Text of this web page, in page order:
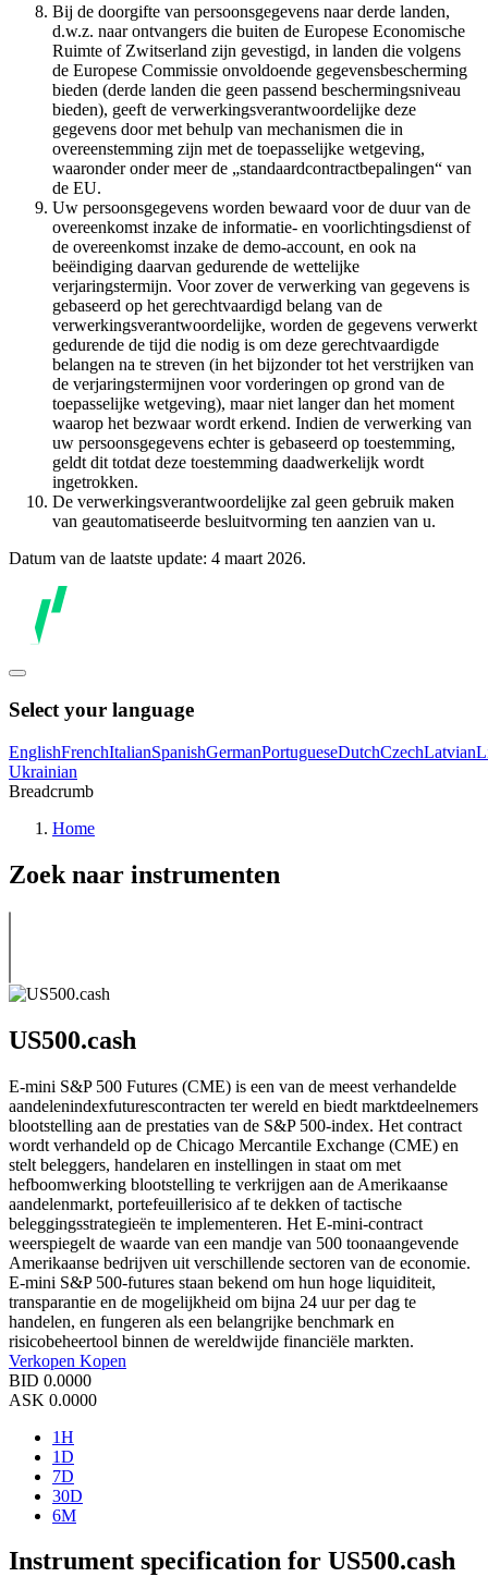
Bij de doorgifte van persoonsgegevens naar derde landen,
d.w.z. naar ontvangers die buiten de Europese Economische
Ruimte of Zwitserland zijn gevestigd, in landen die volgens
de Europese Commissie onvoldoende gegevensbescherming
bieden (derde landen die geen passend beschermingsniveau
bieden), geeft de verwerkingsverantwoordelijke deze
gegevens door met behulp van mechanismen die in
overeenstemming zijn met de toepasselijke wetgeving,
waaronder onder meer de „standaardcontractbepalingen“ van
de EU.
Uw persoonsgegevens worden bewaard voor de duur van de
overeenkomst inzake de informatie- en voorlichtingsdienst of
de overeenkomst inzake de demo-account, en ook na
beëindiging daarvan gedurende de wettelijke
verjaringstermijn. Voor zover de verwerking van gegevens is
gebaseerd op het gerechtvaardigd belang van de
verwerkingsverantwoordelijke, worden de gegevens verwerkt
gedurende de tijd die nodig is om deze gerechtvaardigde
belangen na te streven (in het bijzonder tot het verstrijken van
de verjaringstermijnen voor vorderingen op grond van de
toepasselijke wetgeving), maar niet langer dan het moment
waarop het bezwaar wordt erkend. Indien de verwerking van
uw persoonsgegevens echter is gebaseerd op toestemming,
geldt dit totdat deze toestemming daadwerkelijk wordt
ingetrokken.
De verwerkingsverantwoordelijke zal geen gebruik maken
van geautomatiseerde besluitvorming ten aanzien van u.
Datum van de laatste update: 4 maart 2026.
Select your language
EnglishFrenchItalianSpanishGermanPortugueseDutchCzechLatvian
Ukrainian
Breadcrumb
Home
Zoek naar instrumenten
US500.cash
E-mini S&P 500 Futures (CME) is een van de meest verhandelde
aandelenindexfuturescontracten ter wereld en biedt marktdeelnemers
blootstelling aan de prestaties van de S&P 500-index. Het contract
wordt verhandeld op de Chicago Mercantile Exchange (CME) en
stelt beleggers, handelaren en instellingen in staat om met
hefboomwerking blootstelling te verkrijgen aan de Amerikaanse
aandelenmarkt, portefeuillerisico af te dekken of tactische
beleggingsstrategieën te implementeren. Het E-mini-contract
weerspiegelt de waarde van een mandje van 500 toonaangevende
Amerikaanse bedrijven uit verschillende sectoren van de economie.
E-mini S&P 500-futures staan bekend om hun hoge liquiditeit,
transparantie en de mogelijkheid om bijna 24 uur per dag te
handelen, en fungeren als een belangrijke benchmark en
risicobeheertool binnen de wereldwijde financiële markten.
Verkopen Kopen
BID 0.0000
ASK 0.0000
1H
1D
7D
30D
6M
Instrument specification for US500.cash